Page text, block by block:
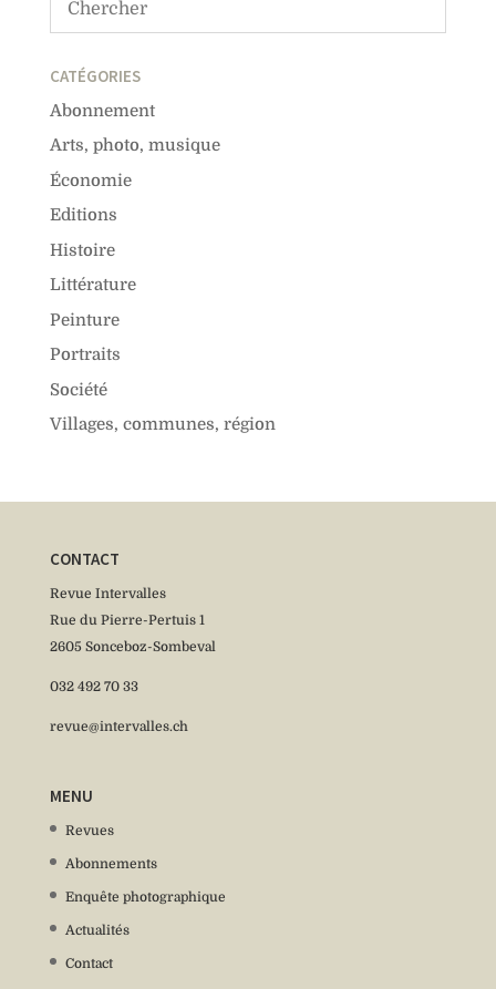
CATÉGORIES
Abonnement
Arts, photo, musique
Économie
Editions
Histoire
Littérature
Peinture
Portraits
Société
Villages, communes, région
CONTACT
Revue Intervalles
Rue du Pierre-Pertuis 1
2605 Sonceboz-Sombeval
032 492 70 33
revue@intervalles.ch
MENU
Revues
Abonnements
Enquête photographique
Actualités
Contact